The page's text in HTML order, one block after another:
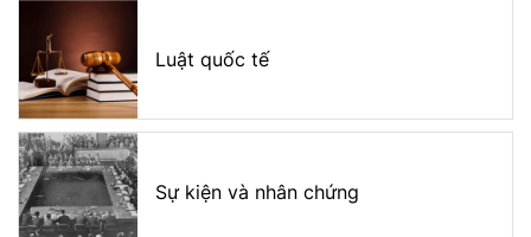
Luật quốc tế
Sự kiện và nhân chứng